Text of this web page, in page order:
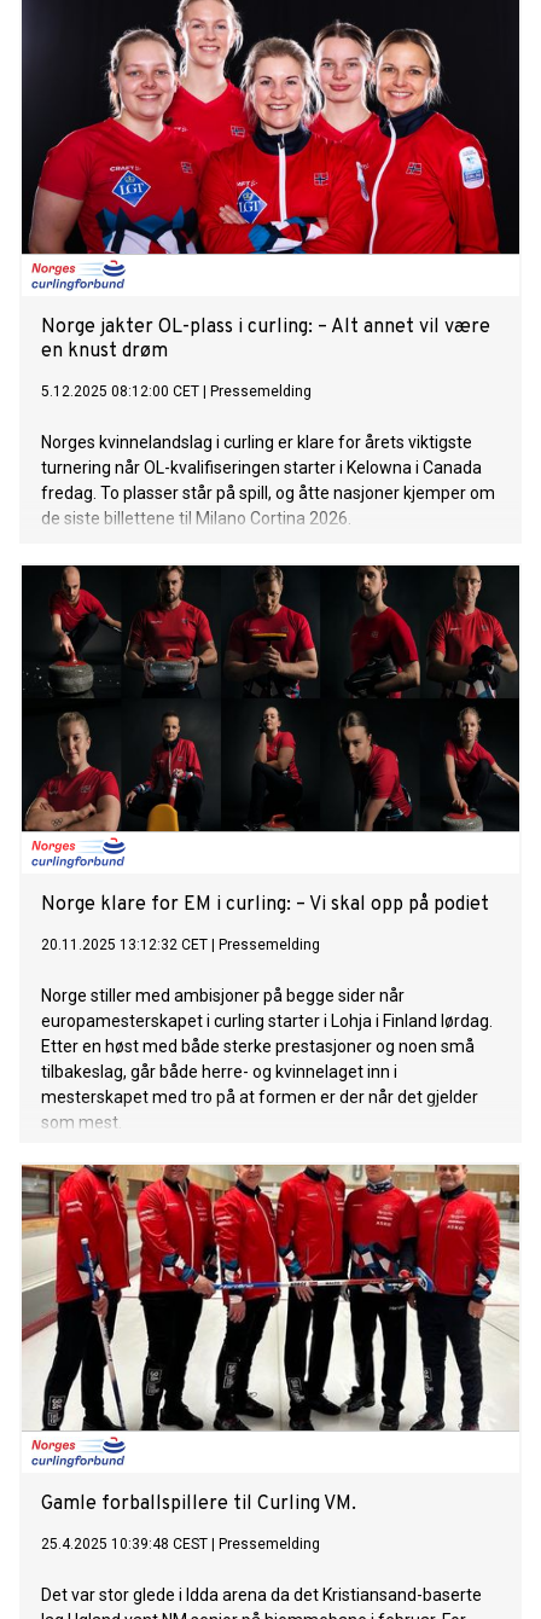
Norge jakter OL-plass i curling: – Alt annet vil være
en knust drøm
5.12.2025 08:12:00 CET Pressemelding
Norges kvinnelandslag i curling er klare for årets viktigste
turnering når OL-kvalifiseringen starter i Kelowna i Canada
fredag. To plasser står på spill, og åtte nasjoner kjemper om
de siste billettene til Milano Cortina 2026.
Norge klare for EM i curling: – Vi skal opp på podiet
20.11.2025 13:12:32 CET Pressemelding
Norge stiller med ambisjoner på begge sider når
europamesterskapet i curling starter i Lohja i Finland lørdag.
Etter en høst med både sterke prestasjoner og noen små
tilbakeslag, går både herre- og kvinnelaget inn i
mesterskapet med tro på at formen er der når det gjelder
som mest.
Gamle forballspillere til Curling VM.
25.4.2025 10:39:48 CEST Pressemelding
Det var stor glede i Idda arena da det Kristiansand-baserte